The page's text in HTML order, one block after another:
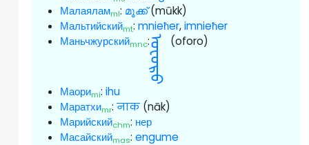
Малаяламml: മൂക്ക്(mūkk)
Мальтийскийmt:mnieħer,imnieħer
Маньчжурскийmnc:
ᠣᡶᠣᡵᠣ(oforo)
Маориmi:ihu
Маратхиmr:नाक (nāk)
Марийскийchm: нер
Масайскийmas:engume